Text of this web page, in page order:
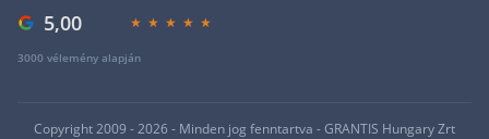
5,00
3000 vélemény alapján
Copyright 2009 - 2026 - Minden jog fenntartva - GRANTIS Hungary Zrt